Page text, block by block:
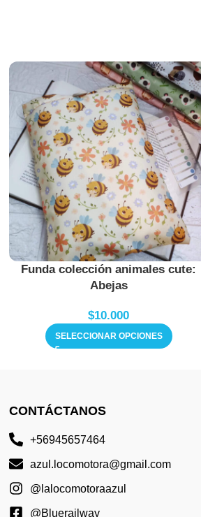
Funda colección animales cute:
Abejas
$10.000
SELECCIONAR OPCIONES
CONTÁCTANOS
+56945657464
azul.locomotora@gmail.com
@lalocomotoraazul
@Bluerailway